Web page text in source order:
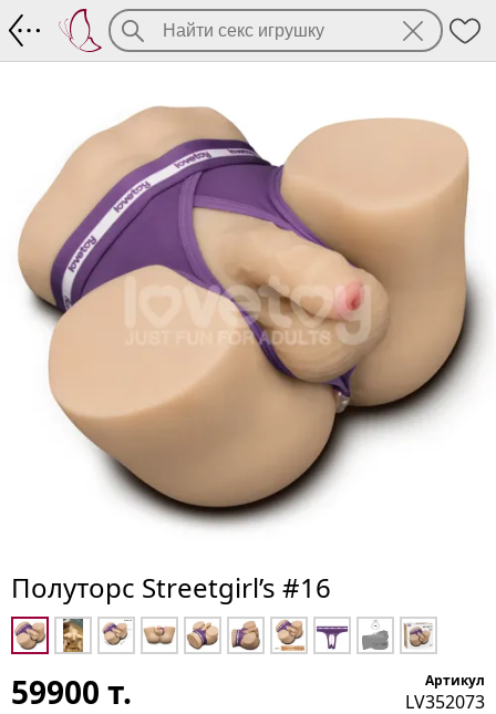
Полуторс Streetgirl’s #16
59900 т. Артикул
LV352073
Полуторс Streetgirl’s #16